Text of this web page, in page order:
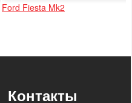
Ford Fiesta Mk2
Контакты